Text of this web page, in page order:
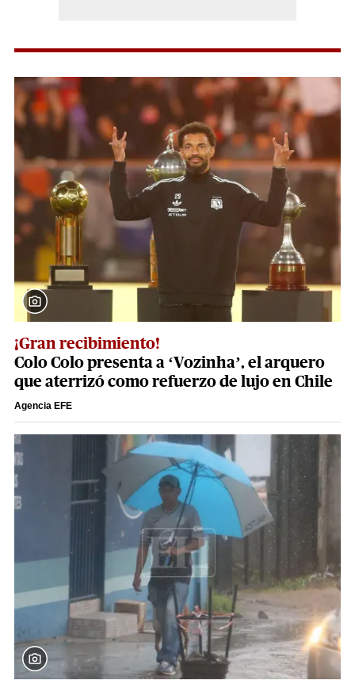
¡Gran recibimiento!
Colo Colo presenta a ‘Vozinha’, el arquero
que aterrizó como refuerzo de lujo en Chile
Agencia EFE